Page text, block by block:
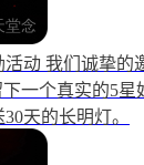
活动 我们诚挚的
一个真实的5星
天的长明灯。